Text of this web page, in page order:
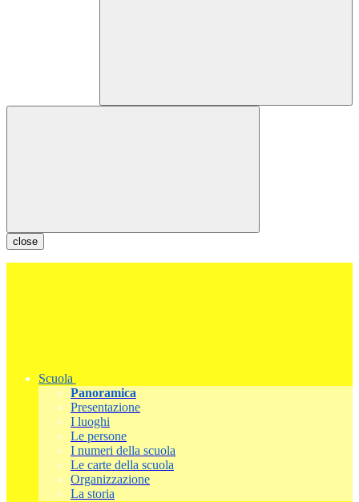
close
Scuola
Panoramica
Presentazione
I luoghi
Le persone
I numeri della scuola
Le carte della scuola
Organizzazione
La storia